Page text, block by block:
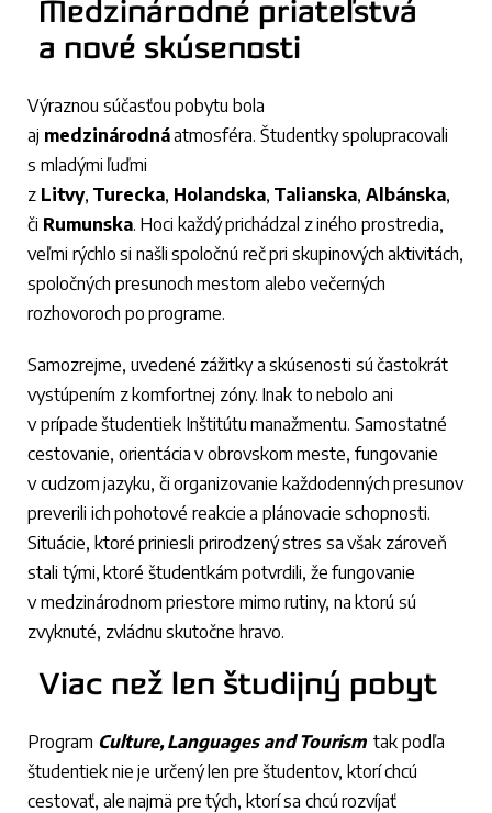
Medzinárodné priateľstvá
a nové skúsenosti
Výraznou súčasťou pobytu bola
aj medzinárodnáatmosféra. Študentky spolupracovali
s mladými ľuďmi
z Litvy, Turecka, Holandska, Talianska, Albánska,
či Rumunska. Hoci každý prichádzal z iného prostredia,
veľmi rýchlo si našli spoločnú reč pri skupinových aktivitách,
spoločných presunoch mestom alebo večerných
rozhovoroch po programe.
Samozrejme, uvedené zážitky a skúsenosti sú častokrát
vystúpením z komfortnej zóny. Inak to nebolo ani
v prípade študentiek Inštitútu manažmentu. Samostatné
cestovanie, orientácia v obrovskom meste, fungovanie
v cudzom jazyku, či organizovanie každodenných presunov
preverili ich pohotové reakcie a plánovacie schopnosti.
Situácie, ktoré priniesli prirodzený stres sa však zároveň
stali tými, ktoré študentkám potvrdili, že fungovanie
v medzinárodnom priestore mimo rutiny, na ktorú sú
zvyknuté, zvládnu skutočne hravo.
Viac než len študijný pobyt
Program Culture, Languages and Tourismtak podľa
študentiek nie je určený len pre študentov, ktorí chcú
cestovať, ale najmä pre tých, ktorí sa chcú rozvíjať